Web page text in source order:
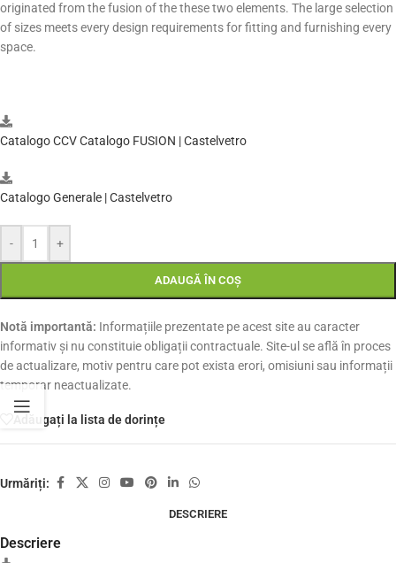
originated from the fusion of the these two elements. The large selection
of sizes meets every design requirements for fitting and furnishing every
space.
Catalogo CCV Catalogo FUSION | Castelvetro
Catalogo Generale | Castelvetro
- +
ADAUGĂ ÎN COȘ
Notă importantă: Informațiile prezentate pe acest site au caracter
informativ și nu constituie obligații contractuale. Site-ul se află în proces
de actualizare, motiv pentru care pot exista erori, omisiuni sau informații
temporar neactualizate.
Adăugați la lista de dorințe
Urmăriți:
DESCRIERE
Descriere